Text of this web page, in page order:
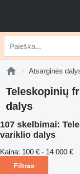
Atsarginės
Teleskopinių
dalys
107 skelbimai:
variklio dalys
Kaina: 100 € - 14 000 €
Filtras